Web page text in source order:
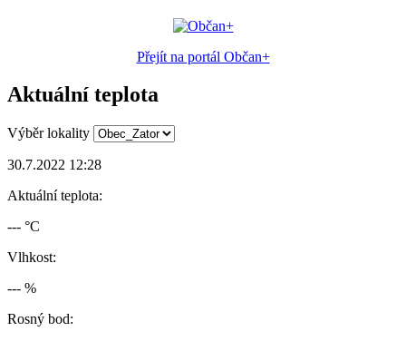
Přejít na portál Občan+
Aktuální teplota
Výběr lokality
30.7.2022 12:28
Aktuální teplota:
--- °C
Vlhkost:
--- %
Rosný bod: